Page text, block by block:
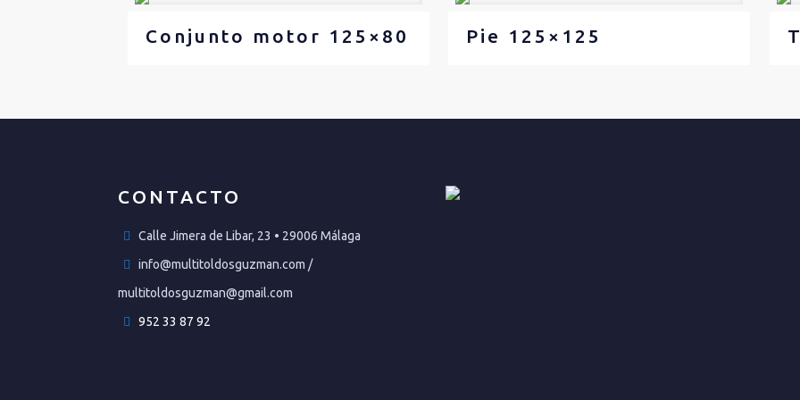
Conjunto motor 125×80 Pie 125×125
CONTACTO
Calle Jimera de Libar, 23 • 29006 Málaga
info@multitoldosguzman.com /
multitoldosguzman@gmail.com
952 33 87 92